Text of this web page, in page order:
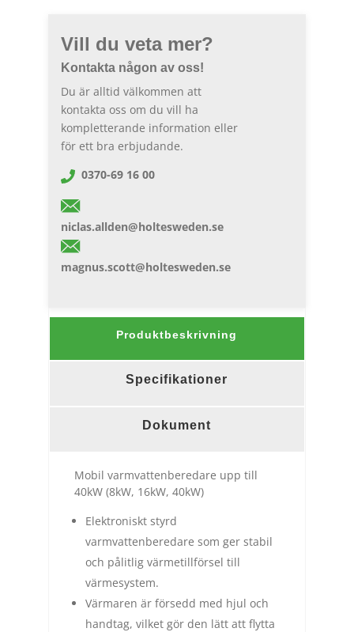
Vill du veta mer?
Kontakta någon av oss!
Du är alltid välkommen att
kontakta oss om du vill ha
kompletterande information eller
för ett bra erbjudande.
0370-69 16 00
niclas.allden@holtesweden.se
magnus.scott@holtesweden.se
Produktbeskrivning
Specifikationer
Dokument
Mobil varmvattenberedare upp till
40kW (8kW, 16kW, 40kW)
Elektroniskt styrd
varmvattenberedare som ger stabil
och pålitlig värmetillförsel till
värmesystem.
Värmaren är försedd med hjul och
handtag, vilket gör den lätt att flytta